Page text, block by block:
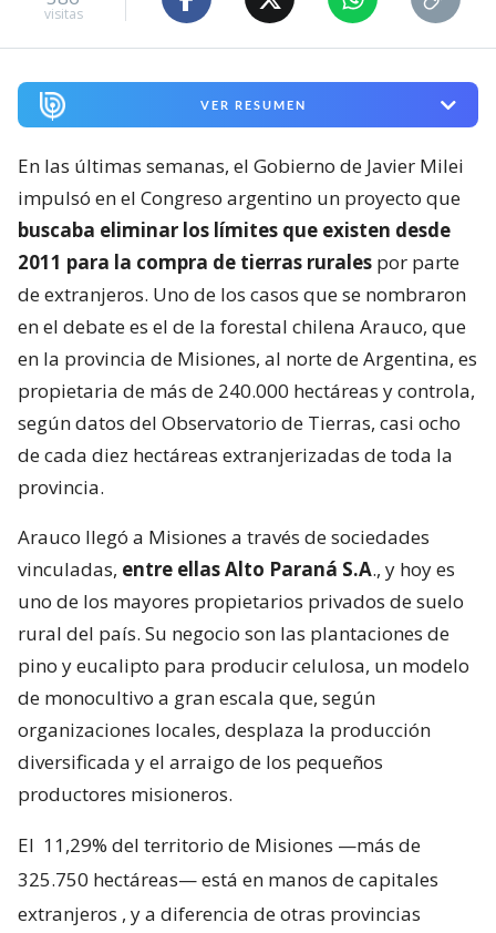
visitas
VER RESUMEN
En las últimas semanas, el Gobierno de Javier Milei
impulsó en el Congreso argentino un proyecto que
buscaba eliminar los límites que existen desde
2011 para la compra de tierras rurales por parte
de extranjeros. Uno de los casos que se nombraron
en el debate es el de la forestal chilena Arauco, que
en la provincia de Misiones, al norte de Argentina, es
propietaria de más de 240.000 hectáreas y controla,
según datos del Observatorio de Tierras, casi ocho
de cada diez hectáreas extranjerizadas de toda la
provincia.
Arauco llegó a Misiones a través de sociedades
vinculadas, entre ellas Alto Paraná S.A., y hoy es
uno de los mayores propietarios privados de suelo
rural del país. Su negocio son las plantaciones de
pino y eucalipto para producir celulosa, un modelo
de monocultivo a gran escala que, según
organizaciones locales, desplaza la producción
diversificada y el arraigo de los pequeños
productores misioneros.
El 11,29% del territorio de Misiones —más de
325.750 hectáreas— está en manos de capitales
extranjeros , y a diferencia de otras provincias